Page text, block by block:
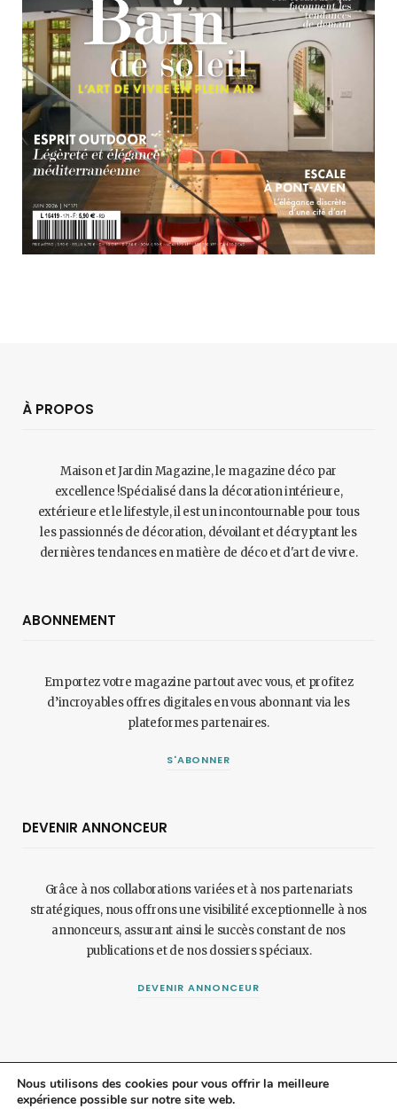
À PROPOS
Maison et Jardin Magazine, le magazine déco par
excellence !Spécialisé dans la décoration intérieure,
extérieure et le lifestyle, il est un incontournable pour tous
les passionnés de décoration, dévoilant et décryptant les
dernières tendances en matière de déco et d'art de vivre.
ABONNEMENT
Emportez votre magazine partout avec vous, et profitez
d’incroyables offres digitales en vous abonnant via les
plateformes partenaires.
S'ABONNER
DEVENIR ANNONCEUR
Grâce à nos collaborations variées et à nos partenariats
stratégiques, nous offrons une visibilité exceptionnelle à nos
annonceurs, assurant ainsi le succès constant de nos
publications et de nos dossiers spéciaux.
DEVENIR ANNONCEUR
Nous utilisons des cookies pour vous offrir la meilleure
expérience possible sur notre site web.